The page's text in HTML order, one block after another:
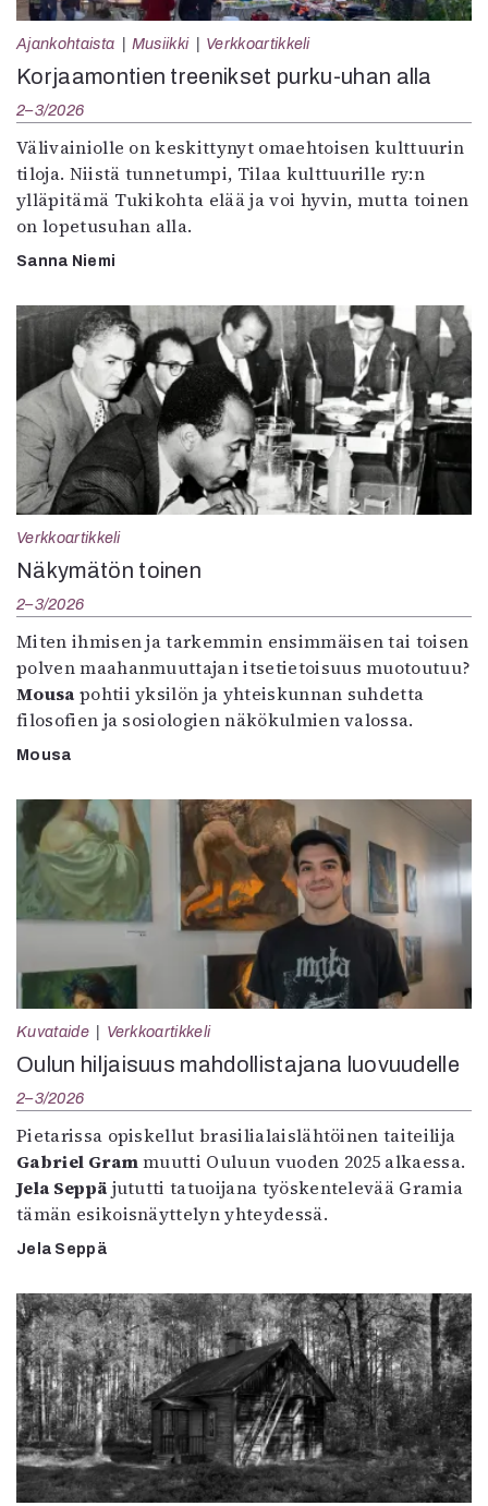
Ajankohtaista Musiikki Verkkoartikkeli
Korjaamontien treenikset purku-uhan alla
2–3/2026
Välivainiolle on keskittynyt omaehtoisen kulttuurin
tiloja. Niistä tunnetumpi, Tilaa kulttuurille ry:n
ylläpitämä Tukikohta elää ja voi hyvin, mutta toinen
on lopetusuhan alla.
Sanna Niemi
Verkkoartikkeli
Näkymätön toinen
2–3/2026
Miten ihmisen ja tarkemmin ensimmäisen tai toisen
polven maahanmuuttajan itsetietoisuus muotoutuu?
Mousa pohtii yksilön ja yhteiskunnan suhdetta
filosofien ja sosiologien näkökulmien valossa.
Mousa
Kuvataide Verkkoartikkeli
Oulun hiljaisuus mahdollistajana luovuudelle
2–3/2026
Pietarissa opiskellut brasilialaislähtöinen taiteilija
Gabriel Grammuutti Ouluun vuoden 2025 alkaessa.
Jela Seppä jututti tatuoijana työskentelevää Gramia
tämän esikoisnäyttelyn yhteydessä.
Jela Seppä